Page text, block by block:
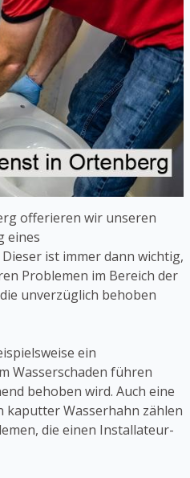
offerieren wir unseren
eines
ist immer dann wichtig,
Problemen im Bereich der
unverzüglich behoben
ein
Wasserschaden führen
behoben wird. Auch eine
Wasserhahn zählen
die einen Installateur-